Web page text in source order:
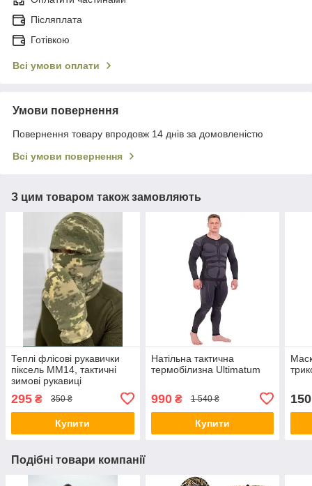
Післяплата
Готівкою
Всі умови оплати
Умови повернення
Повернення товару впродовж 14 днів за домовленістю
Всі умови повернення
З цим товаром також замовляють
Теплі флісові рукавички
піксель ММ14, тактичні
зимові рукавиці
295 ₴ 350 ₴
Купити
Натільна тактична
термобілизна Ultimatum
990₴ 1 540 ₴
Купити
150
Подібні товари компанії